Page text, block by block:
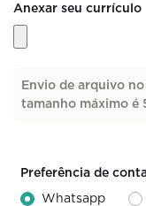
Anexar seu currículo
Envio de arquivo
tamanho máximo é
Preferência de
Whatsapp